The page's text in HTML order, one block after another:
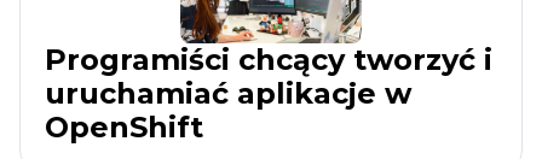
Programiści chcący tworzyć i
uruchamiać aplikacje w
OpenShift